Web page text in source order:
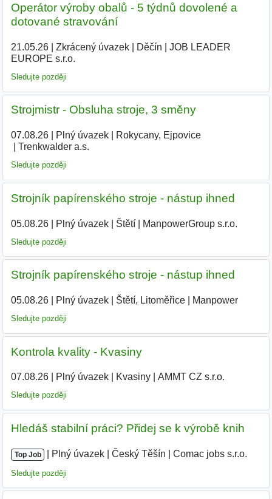
Operátor výroby obalů - 5 týdnů dovolené a
dotované stravování
21.05.26| Zkrácený úvazek| Děčín
JOB LEADER
EUROPE s.r.o.
Sledujte později
Strojmistr - Obsluha stroje, 3 směny
07.08.26| Plný úvazek| Rokycany, Ejpovice|
Trenkwalder a.s.
Sledujte později
Strojník papírenského stroje - nástup ihned
05.08.26| Plný úvazek| Štětí| ManpowerGroup s.r.o.
Sledujte později
Strojník papírenského stroje - nástup ihned
05.08.26| Plný úvazek| Štětí, Litoměřice| Manpower|
Sledujte později
Kontrola kvality - Kvasiny
07.08.26| Plný úvazek| Kvasiny| AMMT CZ s.r.o.
Sledujte později
Hledáš stabilní práci? Přidej se k výrobě knih
Top Job Plný úvazek Český Těšín Comac jobs s.r.o.
Sledujte později